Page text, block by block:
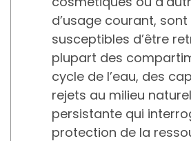
d’usage courant, sont
susceptibles d’être
plupart des
cycle de l’eau, des
rejets au milieu
persistante qui
protection de la